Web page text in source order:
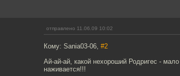
отправлено 11.06.09 10:02
Кому: Sania03-06, #2
Ай-ай-ай, какой нехороший Родригес -
наживается!!!